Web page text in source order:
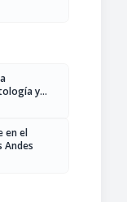
y
en el